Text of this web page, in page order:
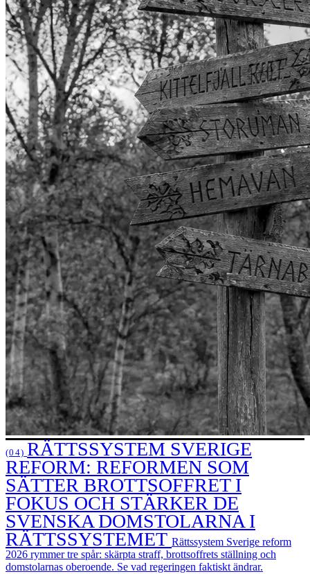
(04) RÄTTSSYSTEM SVERIGE
REFORM: REFORMEN SOM
SÄTTER BROTTSOFFRET I
FOKUS OCH STÄRKER DE
SVENSKA DOMSTOLARNA I
RÄTTSSYSTEMET Rättssystem Sverige reform
2026 rymmer tre spår: skärpta straff, brottsoffrets ställning och
domstolarnas oberoende. Se vad regeringen faktiskt ändrar.